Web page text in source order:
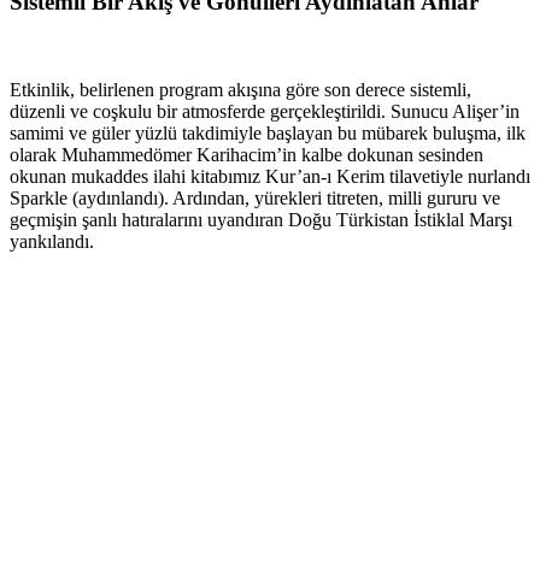
Etkinlik, belirlenen program akışına göre son derece sistemli,
düzenli ve coşkulu bir atmosferde gerçekleştirildi. Sunucu Alişer’in
samimi ve güler yüzlü takdimiyle başlayan bu mübarek buluşma, ilk
olarak Muhammedömer Karihacim’in kalbe dokunan sesinden
okunan mukaddes ilahi kitabımız Kur’an-ı Kerim tilavetiyle nurlandı
Sparkle (aydınlandı). Ardından, yürekleri titreten, milli gururu ve
geçmişin şanlı hatıralarını uyandıran Doğu Türkistan İstiklal Marşı
yankılandı.